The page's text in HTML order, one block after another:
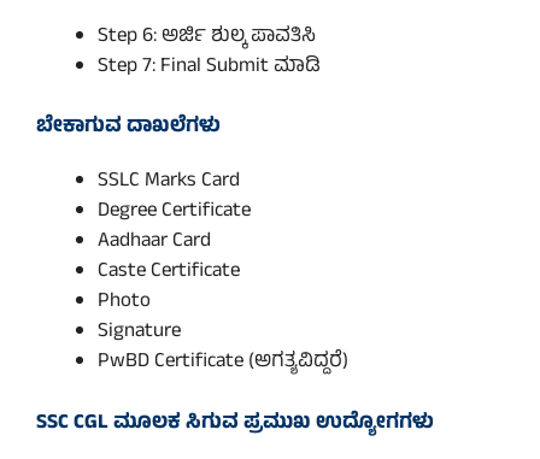
Step 6: ಅರ್ಜಿ ಶುಲ್ಕ ಪಾವತಿಸಿ
Step 7: Final Submit ಮಾಡಿ
ಬೇಕಾಗುವ ದಾಖಲೆಗಳು
SSLC Marks Card
Degree Certificate
Aadhaar Card
Caste Certificate
Photo
Signature
PwBD Certificate (ಅಗತ್ಯವಿದ್ದರೆ)
SSC CGL ಮೂಲಕ ಸಿಗುವ ಪ್ರಮುಖ ಉದ್ಯೋಗಗಳು